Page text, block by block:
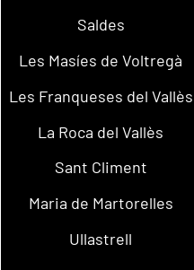
Saldes
Les Masíes de Voltregà
Les Franqueses del Vallès
La Roca del Vallès
Sant Climent
Maria de Martorelles
Ullastrell